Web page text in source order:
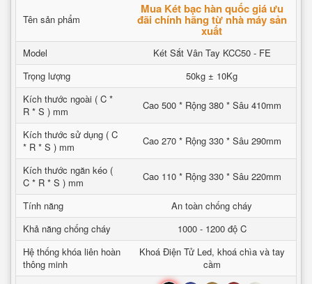
Tên sản phẩm
Mua Két bạc hàn quốc giá ưu
đãi chính hãng từ nhà máy sản
xuất
Model
Két Sắt Vân Tay KCC50 - FE
Trọng lượng
50kg ± 10Kg
Kích thước ngoài ( C *
R * S ) mm
Cao 500 * Rộng 380 * Sâu 410mm
Kích thước sử dụng ( C
* R * S ) mm
Cao 270 * Rộng 330 * Sâu 290mm
Kích thước ngăn kéo (
C * R * S ) mm
Cao 110 * Rộng 330 * Sâu 220mm
Tính năng
An toàn chống cháy
Khả năng chống cháy
1000 - 1200 độ C
Hệ thống khóa liên hoàn
thông minh
Khoá Điện Tử Led, khoá chìa và tay
cầm